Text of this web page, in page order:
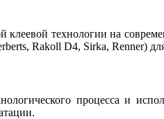
клеевой технологии на
Rakoll D4, Sirka, Renner)
процесса и